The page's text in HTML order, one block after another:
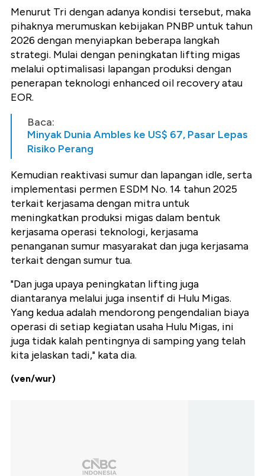
Menurut Tri dengan adanya kondisi tersebut, maka
pihaknya merumuskan kebijakan PNBP untuk tahun
2026 dengan menyiapkan beberapa langkah
strategi. Mulai dengan peningkatan lifting migas
melalui optimalisasi lapangan produksi dengan
penerapan teknologi enhanced oil recovery atau
EOR.
Baca:
Minyak Dunia Ambles ke US$ 67, Pasar Lepas
Risiko Perang
Kemudian reaktivasi sumur dan lapangan idle, serta
implementasi permen ESDM No. 14 tahun 2025
terkait kerjasama dengan mitra untuk
meningkatkan produksi migas dalam bentuk
kerjasama operasi teknologi, kerjasama
penanganan sumur masyarakat dan juga kerjasama
terkait dengan sumur tua.
"Dan juga upaya peningkatan lifting juga
diantaranya melalui juga insentif di Hulu Migas.
Yang kedua adalah mendorong pengendalian biaya
operasi di setiap kegiatan usaha Hulu Migas, ini
juga tidak kalah pentingnya di samping yang telah
kita jelaskan tadi," kata dia.
(ven/wur)